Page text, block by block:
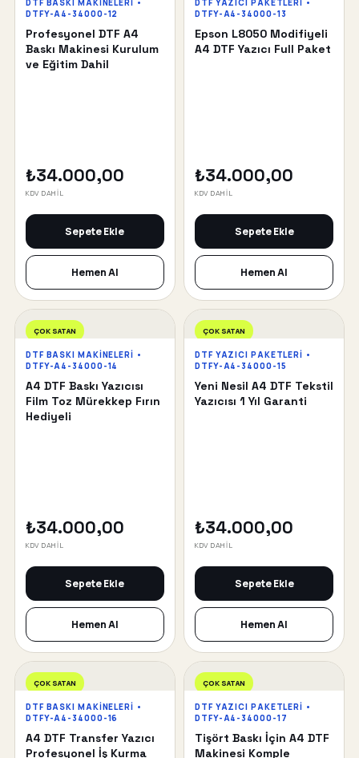
DTF BASKI MAKINELERI •
DTFY-A4-34000-12
Profesyonel DTF A4
Baskı Makinesi Kurulum
ve Eğitim Dahil
₺34.000,00
KDV DAHİL
Sepete Ekle
Hemen Al
DTF YAZICI PAKETLERI •
DTFY-A4-34000-13
Epson L8050 Modifiyeli
A4 DTF Yazıcı Full Paket
₺34.000,00
KDV DAHİL
Sepete Ekle
Hemen Al
ÇOK SATAN
DTF BASKI MAKINELERI •
DTFY-A4-34000-14
A4 DTF Baskı Yazıcısı
Film Toz Mürekkep Fırın
Hediyeli
₺34.000,00
KDV DAHİL
Sepete Ekle
Hemen Al
ÇOK SATAN
DTF YAZICI PAKETLERI •
DTFY-A4-34000-15
Yeni Nesil A4 DTF Tekstil
Yazıcısı 1 Yıl Garanti
₺34.000,00
KDV DAHİL
Sepete Ekle
Hemen Al
ÇOK SATAN
DTF BASKI MAKINELERI •
DTFY-A4-34000-16
A4 DTF Transfer Yazıcı
Profesyonel İş Kurma
ÇOK SATAN
DTF YAZICI PAKETLERI •
DTFY-A4-34000-17
Tişört Baskı İçin A4 DTF
Makinesi Komple